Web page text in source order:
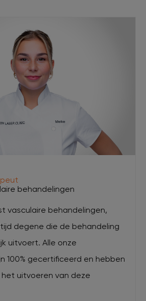
behandelingen
vasculaire behandelingen,
degene die de behandeling
uitvoert. Alle onze
100% gecertificeerd en hebben
het uitvoeren van deze